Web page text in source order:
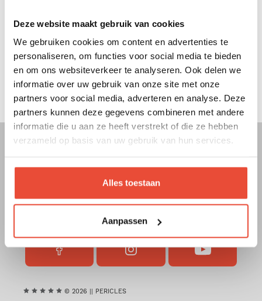
Deze website maakt gebruik van cookies
We gebruiken cookies om content en advertenties te
personaliseren, om functies voor social media te bieden
en om ons websiteverkeer te analyseren. Ook delen we
informatie over uw gebruik van onze site met onze
partners voor social media, adverteren en analyse. Deze
partners kunnen deze gegevens combineren met andere
informatie die u aan ze heeft verstrekt of die ze hebben
verzameld op basis van uw gebruik van hun services.
Alles toestaan
Aanpassen
Avertissements ! + Instructions d’utilisation
– Attaches-sucettes
info@pericles.be
FACEBOOK
PERICLES
INSTAGRAM
PERICLES
YOUTUBE
PERICLES
© 2026 || PERICLES